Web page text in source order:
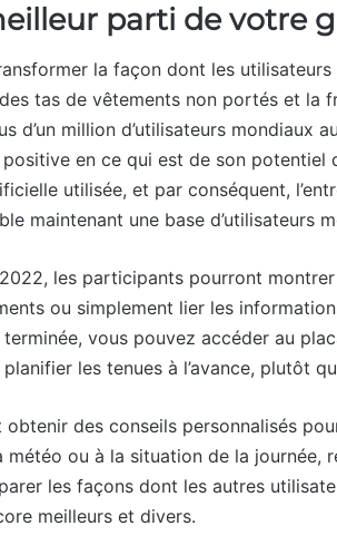
parti de votre
la façon dont les
tas de vêtements non portés et la
d’un million d’utilisateurs mondiaux
en ce qui est de son potentiel
utilisée, et par conséquent,
maintenant une base d’utilisateurs
les participants pourront montrer
ou simplement lier les
vous pouvez accéder au
les tenues à l’avance, plutôt
obtenir des conseils personnalisés
météo ou à la situation de la journée,
les façons dont les autres
meilleurs et divers.